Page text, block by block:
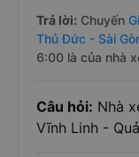
Trả lời: Chuyến
Thủ Đức - Sài
6:00 là của nhà
Câu hỏi: Nhà
Vĩnh Linh -